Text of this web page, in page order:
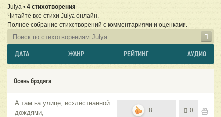
Julya • 4 стихотворения
Читайте все стихи Julya онлайн.
Полное собрание стихотворений с комментариями и оценками.
ДАТА ЖАНР РЕЙТИНГ АУДИО
Осень бродяга
А там на улице, исхлёстнанной
дождями,
8 0